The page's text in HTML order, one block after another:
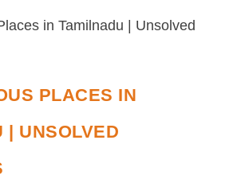
PLACES IN
| UNSOLVED